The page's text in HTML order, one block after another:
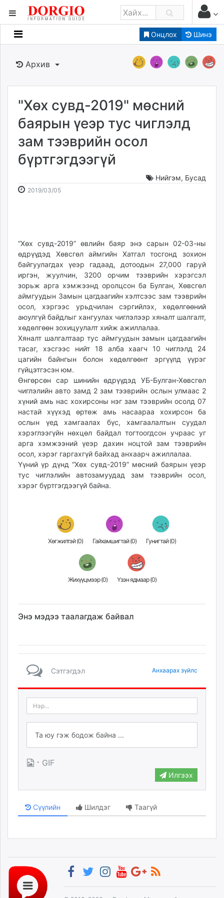
Онцлох Шинэ
Мэдээллийн
Банк санхүү
Бизнес ААН
Төрийн
Нийслэлийн
dorgio.mn
Gogo.mn
caak.mn
news.mn
zindaa.mn
mnb.mn
Livetv.mn
Eguur.mn
24tsag.mn
shuud.mn
eagle.mn
ergelt.mn
zarig.mn
zuv.mn
mminfo.mn
ugluu.mn
urlag.mn
unen.mn
asu.mn
shudarga.mn
shuurhai.mn
unuudur.mn
isee.mn
mglradio.com
tac.mn
unread.today
Архив
"Хөх сувд-2019" мөсний
баярын үеэр тус чиглэлд
зам тээврийн осол
бүртгэгдээгүй
Нийгэм, Бусад
2019/03/052019-
2026-
“Хөх сувд-2019” өвлийн баяр энэ сарын 02-03-ны
өдрүүдэд Хөвсгөл аймгийн Хатгал тосгонд зохион
байгуулагдах үеэр гадаад, дотоодын 27,000 гаруй
иргэн, жуулчин, 3200 орчим тээврийн хэрэгсэл
зорьж арга хэмжээнд оролцсон ба Булган, Хөвсгөл
аймгуудын Замын цагдаагийн хэлтсээс зам тээврийн
осол, хэргээс урьдчилан сэргийлэх, хөдөлгөөний
аюулгүй байдлыг хангуулах чиглэлээр хяналт шалгалт,
хөдөлгөөн зохицуулалт хийж ажиллалаа.
Хяналт шалгалтаар тус аймгуудын замын цагдаагийн
тасаг, хэсгээс нийт 18 алба хаагч 10 чиглэлд 24
цагийн байнгын болон хөдөлгөөнт эргүүлд үүрэг
гүйцэтгэсэн юм.
Өнгөрсөн сар шинийн өдрүүдэд УБ-Булган-Хөвсгөл
чиглэлийн авто замд 2 зам тээврийн ослын улмаас 2
хүний амь нас хохирсоны нэг зам тээврийн осолд 07
настай хүүхэд өртөж амь насаараа хохирсон ба
ослын үед хамгаалах бүс, хамгаалалтын суудал
хэрэглээгүйн нөхцөл байдал тогтоогдсон учраас уг
арга хэмжээний үеэр дахин ноцтой зам тээврийн
осол, хэрэг гаргахгүй байхад анхаарч ажиллалаа.
Үүний үр дүнд “Хөх сувд-2019” мөсний баярын үеэр
тус чиглэлийн автозамуудад зам тээврийн осол,
хэрэг бүртгэгдээгүй байна.
Хөгжилтэй (0) Гайхамшигтай (0) Гунигтай (0)
Жихүүцмээр (0) Үзэн ядмаар (0)
Энэ мэдээ таалагдаж байвал
Сэтгэгдэл Анхаарах зүйлс
· GIF
Илгээх
Сүүлийн Шилдэг Таагүй